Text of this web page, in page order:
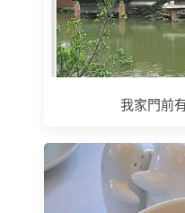
我家門前